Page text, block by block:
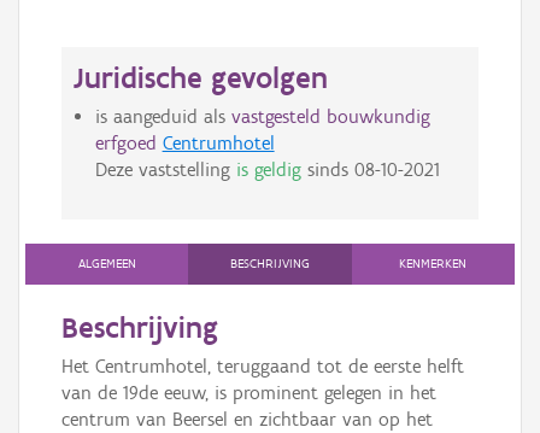
Juridische gevolgen
is aangeduid als vastgesteld bouwkundig
erfgoed Centrumhotel
Deze vaststelling is geldigsinds 08-10-2021
ALGEMEEN BESCHRIJVING KENMERKEN
Beschrijving
Het Centrumhotel, teruggaand tot de eerste helft
van de 19de eeuw, is prominent gelegen in het
centrum van Beersel en zichtbaar van op het